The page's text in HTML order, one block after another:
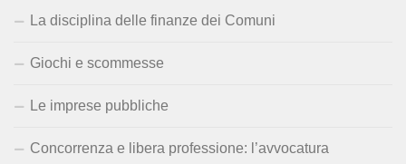
La disciplina delle finanze dei Comuni
Giochi e scommesse
Le imprese pubbliche
Concorrenza e libera professione: l’avvocatura